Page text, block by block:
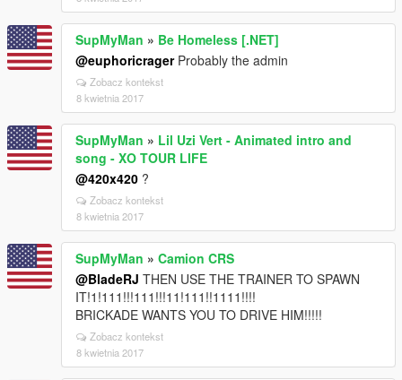
SupMyMan » Be Homeless [.NET]
@euphoricragerProbably the admin
Zobacz kontekst
8 kwietnia 2017
SupMyMan » Lil Uzi Vert - Animated intro and
song - XO TOUR LIFE
@420x420 ?
Zobacz kontekst
8 kwietnia 2017
SupMyMan » Camion CRS
@BladeRJ THEN USE THE TRAINER TO SPAWN
IT!1!111!!!111!!!11!111!!1111!!!!
BRICKADE WANTS YOU TO DRIVE HIM!!!!!
Zobacz kontekst
8 kwietnia 2017